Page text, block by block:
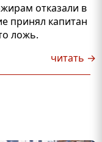
отказали в
принял капитан
ложь.
читать →